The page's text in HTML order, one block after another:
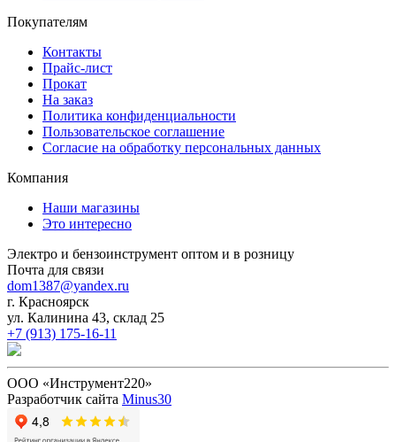
Покупателям
Контакты
Прайс-лист
Прокат
На заказ
Политика конфиденциальности
Пользовательское соглашение
Согласие на обработку персональных данных
Компания
Наши магазины
Это интересно
Электро и бензоинструмент оптом и в розницу
Почта для связи
dom1387@yandex.ru
г. Красноярск
ул. Калинина 43, склад 25
+7 (913) 175-16-11
ООО «Инструмент220»
Разработчик сайта Minus30